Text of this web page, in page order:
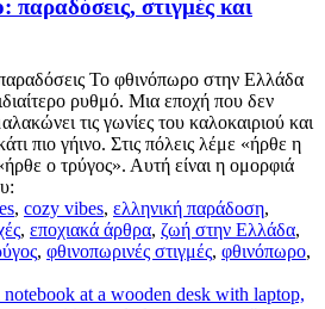
παραδόσεις, στιγμές και
Το φθινόπωρο στην Ελλάδα
ρυθμό. Μια εποχή που δεν
τις γωνίες του καλοκαιριού και
πιο γήινο. Στις πόλεις λέμε «ήρθε η
ο τρύγος». Αυτή είναι η ομορφιά
, cozy vibes, ελληνική παράδοση,
, εποχιακά άρθρα, ζωή στην Ελλάδα,
, φθινοπωρινές στιγμές, φθινόπωρο,